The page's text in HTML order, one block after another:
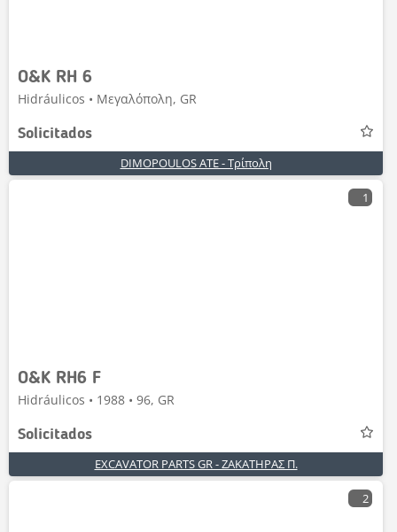
O&K RH 6
Hidráulicos • Μεγαλόπολη, GR
Solicitados
DIMOPOULOS ATE - Τρίπολη
1
O&K RH6 F
Hidráulicos • 1988 • 96, GR
Solicitados
EXCAVATOR PARTS GR - ΖΑΚΑΤΗΡΑΣ Π.
2